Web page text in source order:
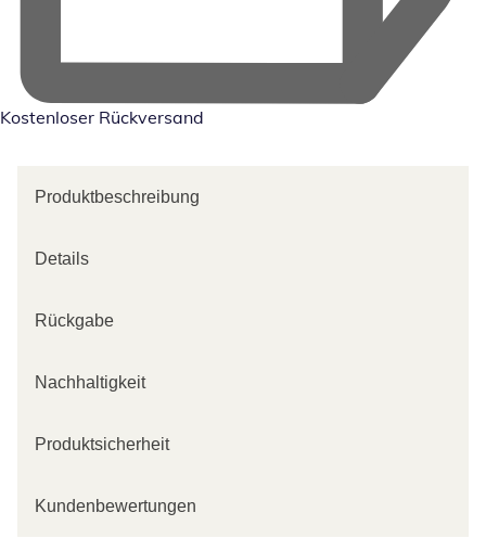
Kostenloser Rückversand
Produktbeschreibung
Details
Rückgabe
Nachhaltigkeit
Produktsicherheit
Kundenbewertungen